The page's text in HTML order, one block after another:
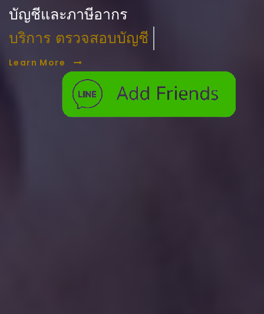
บัญชีและภาษีอากร
บริการ ตรวจสอบบัญชี
Learn More